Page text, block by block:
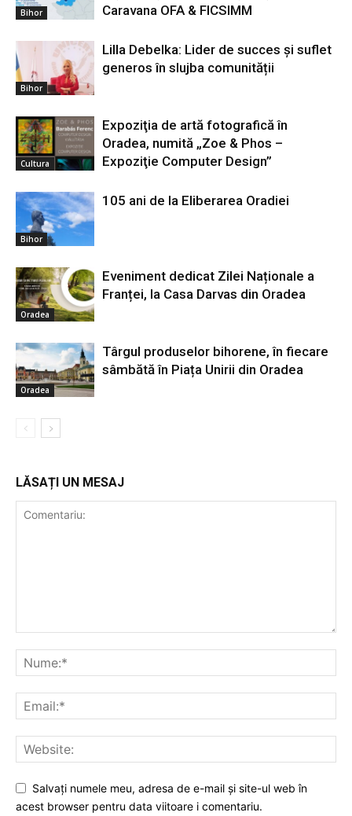
Bihor Caravana OFA & FICSIMM
Bihor
Lilla Debelka: Lider de succes și suflet
generos în slujba comunității
Cultura
Expoziţia de artă fotografică în
Oradea, numită „Zoe & Phos –
Expoziţie Computer Design”
Bihor
105 ani de la Eliberarea Oradiei
Oradea
Eveniment dedicat Zilei Naționale a
Franței, la Casa Darvas din Oradea
Oradea
Târgul produselor bihorene, în fiecare
sâmbătă în Piața Unirii din Oradea
LĂSAȚI UN MESAJ
Salvați numele meu, adresa de e-mail și site-ul web în
acest browser pentru data viitoare i comentariu.